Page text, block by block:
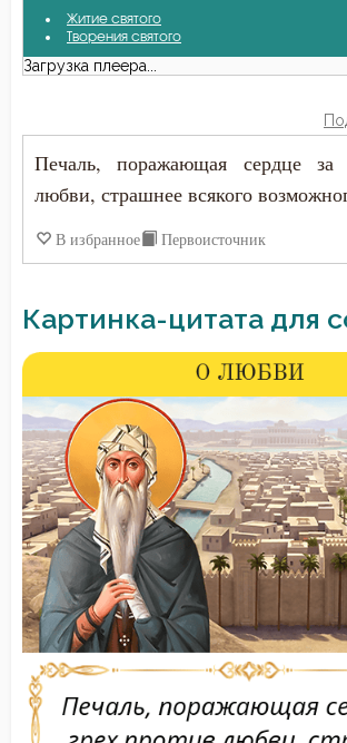
Житие святого
Творения святого
Загрузка плеера...
Печаль, поражающая сердце за
любви, страшнее всякого
В избранное Первоисточник
Картинка-цитата для